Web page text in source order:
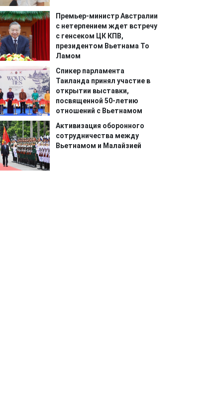
Премьер-министр Австралии
с нетерпением ждет встречу
с генсеком ЦК КПВ,
президентом Вьетнама То
Ламом
Спикер парламента
Таиланда принял участие в
открытии выставки,
посвященной 50-летию
отношений с Вьетнамом
Активизация оборонного
сотрудничества между
Вьетнамом и Малайзией